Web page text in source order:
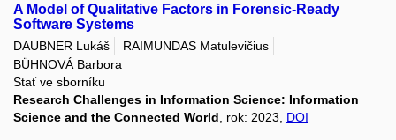
A Model of Qualitative Factors in Forensic-Ready
Software Systems
DAUBNER Lukáš
RAIMUNDAS Matulevičius
BÜHNOVÁ Barbora
Stať ve sborníku
Research Challenges in Information Science: Information
Science and the Connected World , rok: 2023, DOI